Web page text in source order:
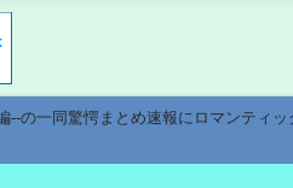
の一同驚愕まとめ速報にロマンティ